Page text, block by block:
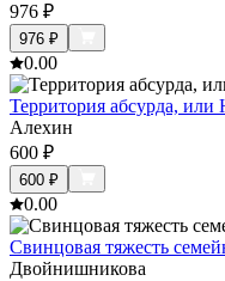
976 ₽
976 ₽
0.00
Территория абсурда, или
Алехин
600 ₽
600 ₽
0.00
Свинцовая тяжесть
Двойнишникова